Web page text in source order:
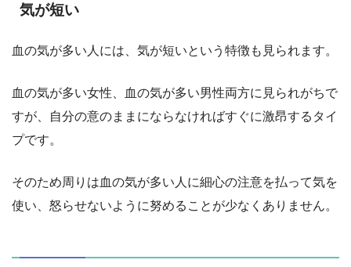
気が短い
血の気が多い人には、気が短いという特徴も見られます。
血の気が多い女性、血の気が多い男性両方に見られがちで
すが、自分の意のままにならなければすぐに激昂するタイ
プです。
そのため周りは血の気が多い人に細心の注意を払って気を
使い、怒らせないように努めることが少なくありません。